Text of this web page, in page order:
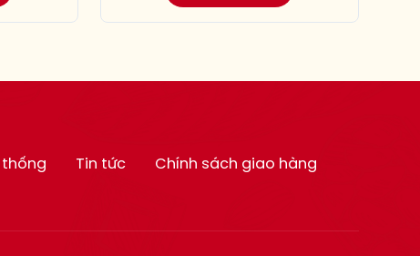
thống Tin tức
Chính sách giao hàng